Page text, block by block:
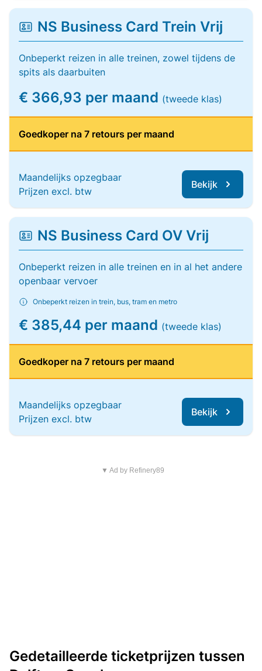
NS Business Card Trein Vrij
Onbeperkt reizen in alle treinen, zowel tijdens de
spits als daarbuiten
€ 366,93 per maand (tweede klas)
Goedkoper na 7 retours per maand
Maandelijks opzegbaar
Prijzen excl. btw
Bekijk
NS Business Card OV Vrij
Onbeperkt reizen in alle treinen en in al het andere
openbaar vervoer
Onbeperkt reizen in trein, bus, tram en metro
€ 385,44 per maand (tweede klas)
Goedkoper na 7 retours per maand
Maandelijks opzegbaar
Prijzen excl. btw
Bekijk
▼ Ad by Refinery89
Gedetailleerde ticketprijzen tussen